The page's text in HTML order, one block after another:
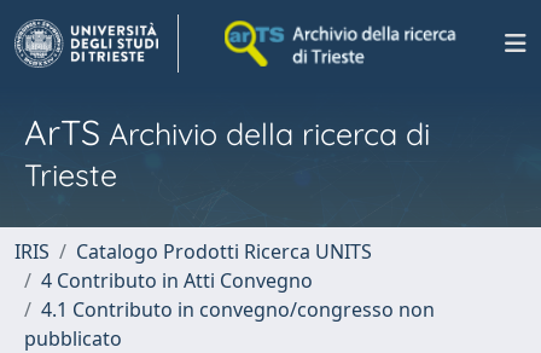
ArTS Archivio della ricerca di
Trieste
IRIS
Catalogo Prodotti Ricerca UNITS
4 Contributo in Atti Convegno
4.1 Contributo in convegno/congresso non
pubblicato